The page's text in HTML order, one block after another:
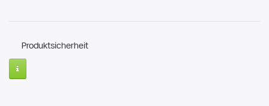
Produktsicherheit